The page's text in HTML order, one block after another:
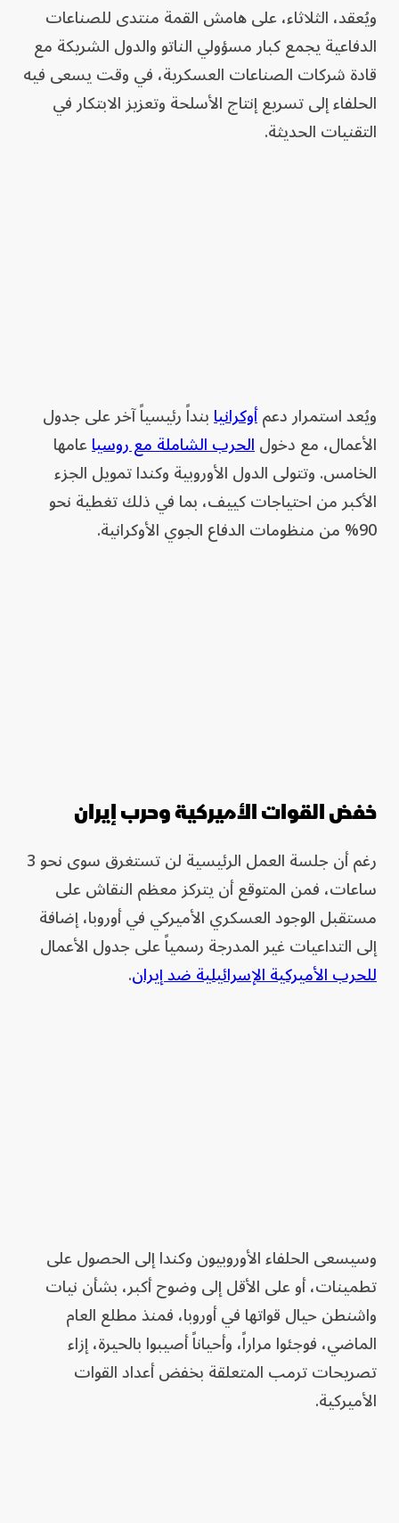
ويُعقد، الثلاثاء، على هامش القمة منتدى للصناعات
الدفاعية يجمع كبار مسؤولي الناتو والدول الشريكة مع
قادة شركات الصناعات العسكرية، في وقت يسعى فيه
الحلفاء إلى تسريع إنتاج الأسلحة وتعزيز الابتكار في
التقنيات الحديثة.
ويُعد استمرار دعمأوكرانيابنداً رئيسياً آخر على جدول
الأعمال، مع دخولالحرب الشاملة مع روسياعامها
الخامس. وتتولى الدول الأوروبية وكندا تمويل الجزء
الأكبر من احتياجات كييف، بما في ذلك تغطية نحو
90% من منظومات الدفاع الجوي الأوكرانية.
خفض القوات الأميركية وحرب إيران
رغم أن جلسة العمل الرئيسية لن تستغرق سوى نحو 3
ساعات، فمن المتوقع أن يتركز معظم النقاش على
مستقبل الوجود العسكري الأميركي في أوروبا، إضافة
إلى التداعيات غير المدرجة رسمياً على جدول الأعمال
للحرب الأميركية الإسرائيلية ضد إيران.
وسيسعى الحلفاء الأوروبيون وكندا إلى الحصول على
تطمينات، أو على الأقل إلى وضوح أكبر، بشأن نيات
واشنطن حيال قواتها في أوروبا، فمنذ مطلع العام
الماضي، فوجئوا مراراً، وأحياناً أصيبوا بالحيرة، إزاء
تصريحات ترمب المتعلقة بخفض أعداد القوات
الأميركية.